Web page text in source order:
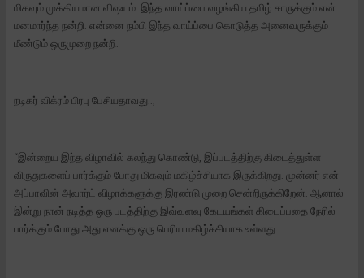
மிகவும் முக்கியமான விஷயம். இந்த வாய்ப்பை வழங்கிய தமிழ் சாருக்கும் என்
மனமார்ந்த நன்றி. என்னை நம்பி இந்த வாய்ப்பை கொடுத்த அனைவருக்கும்
மீண்டும் ஒருமுறை நன்றி.
நடிகர் விக்ரம் பிரபு பேசியதாவது..,
“இன்றைய இந்த விழாவில் கலந்து கொண்டு, இப்படத்திற்கு கிடைத்துள்ள
விருதுகளைப் பார்க்கும் போது மிகவும் மகிழ்ச்சியாக இருக்கிறது. முன்னர் என்
அப்பாவின் அவார்ட் விழாக்களுக்கு இரண்டு முறை சென்றிருக்கிறேன். ஆனால்
இன்று நான் நடித்த ஒரு படத்திற்கு இவ்வளவு கேடயங்கள் கிடைப்பதை நேரில்
பார்க்கும் போது அது எனக்கு ஒரு பெரிய மகிழ்ச்சியாக உள்ளது.